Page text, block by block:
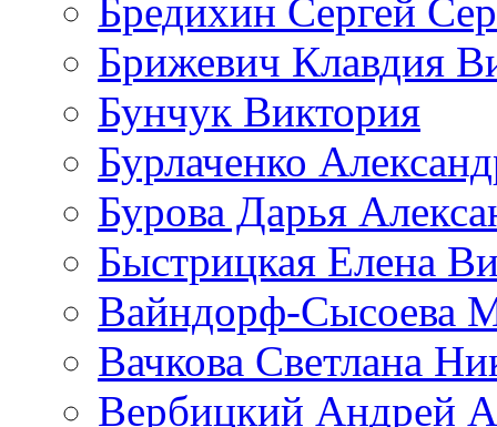
Бредихин Сергей
Брижевич Клавдия
Бунчук Виктория
Бурлаченко
Бурова Дарья
Быстрицкая Елена
Вайндорф-Сысоева
Вачкова Светлана
Вербицкий Андрей